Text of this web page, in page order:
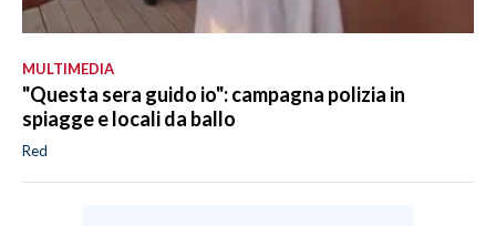
MULTIMEDIA
"Questa sera guido io": campagna polizia in
spiagge e locali da ballo
Red